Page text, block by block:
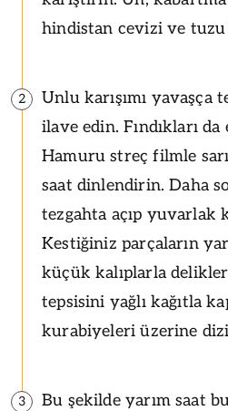
hindistan cevizi ve
2
Unlu karışımı yavaşça
ilave edin. Fındıkları da
Hamuru streç filmle
saat dinlendirin. Daha
tezgahta açıp yuvarlak
Kestiğiniz parçaların
küçük kalıplarla delikler
tepsisini yağlı kağıtla
kurabiyeleri üzerine
3
Bu şekilde yarım saat